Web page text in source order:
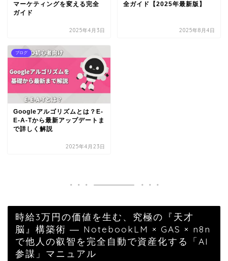
マーケティングを変える完全
ガイド
2025年4月3日
全ガイド【2025年最新版】
2025年8月4日
ブログ
Googleアルゴリズムとは？E-
E-A-Tから最新アップデートま
で詳しく解説
2025年4月23日
時給3万円の価値を生む、究極の『天才
脳』構築術 ― NotebookLM × GAS × n8n
で他人の叡智を完全自動で資産化する「AI
参謀」マニュアル